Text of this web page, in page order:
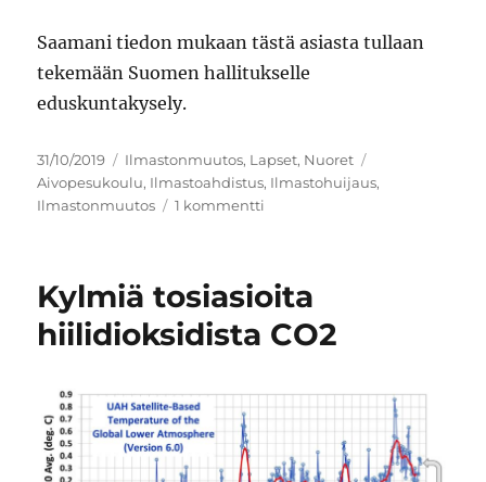
Saamani tiedon mukaan tästä asiasta tullaan
tekemään Suomen hallitukselle
eduskuntakysely.
Julkaistu
31/10/2019 Kategoriat
Ilmastonmuutos, Lapset, Nuoret
Aivopesukoulu, Ilmastoahdistus, Ilmastohuijaus,
Ilmastonmuutos
1 kommentti
aivopesukoulua?
Kylmiä tosiasioita
hiilidioksidista CO2